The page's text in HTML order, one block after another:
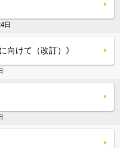
日
向けて（改訂）》